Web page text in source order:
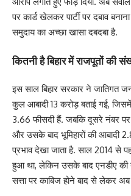
पर कार्ड खेलकर पार्टी पर दबाव
समुदाय का अच्छा खासा दबदबा है.
कितनी है बिहार में राजपूतों की
इस साल बिहार सरकार ने जातिगत
कुल आबादी 13 करोड़ बताई गई, जिसमें
3.66 फीसदी हैं. जबकि दूसरे नंबर
और उसके बाद भूमिहारों की आबादी
प्रभाव देखा जाता है. साल 2014 से
हुआ था, लेकिन उसके बाद एनडीए
सत्ता पर काबिज होने बाद से लेकर